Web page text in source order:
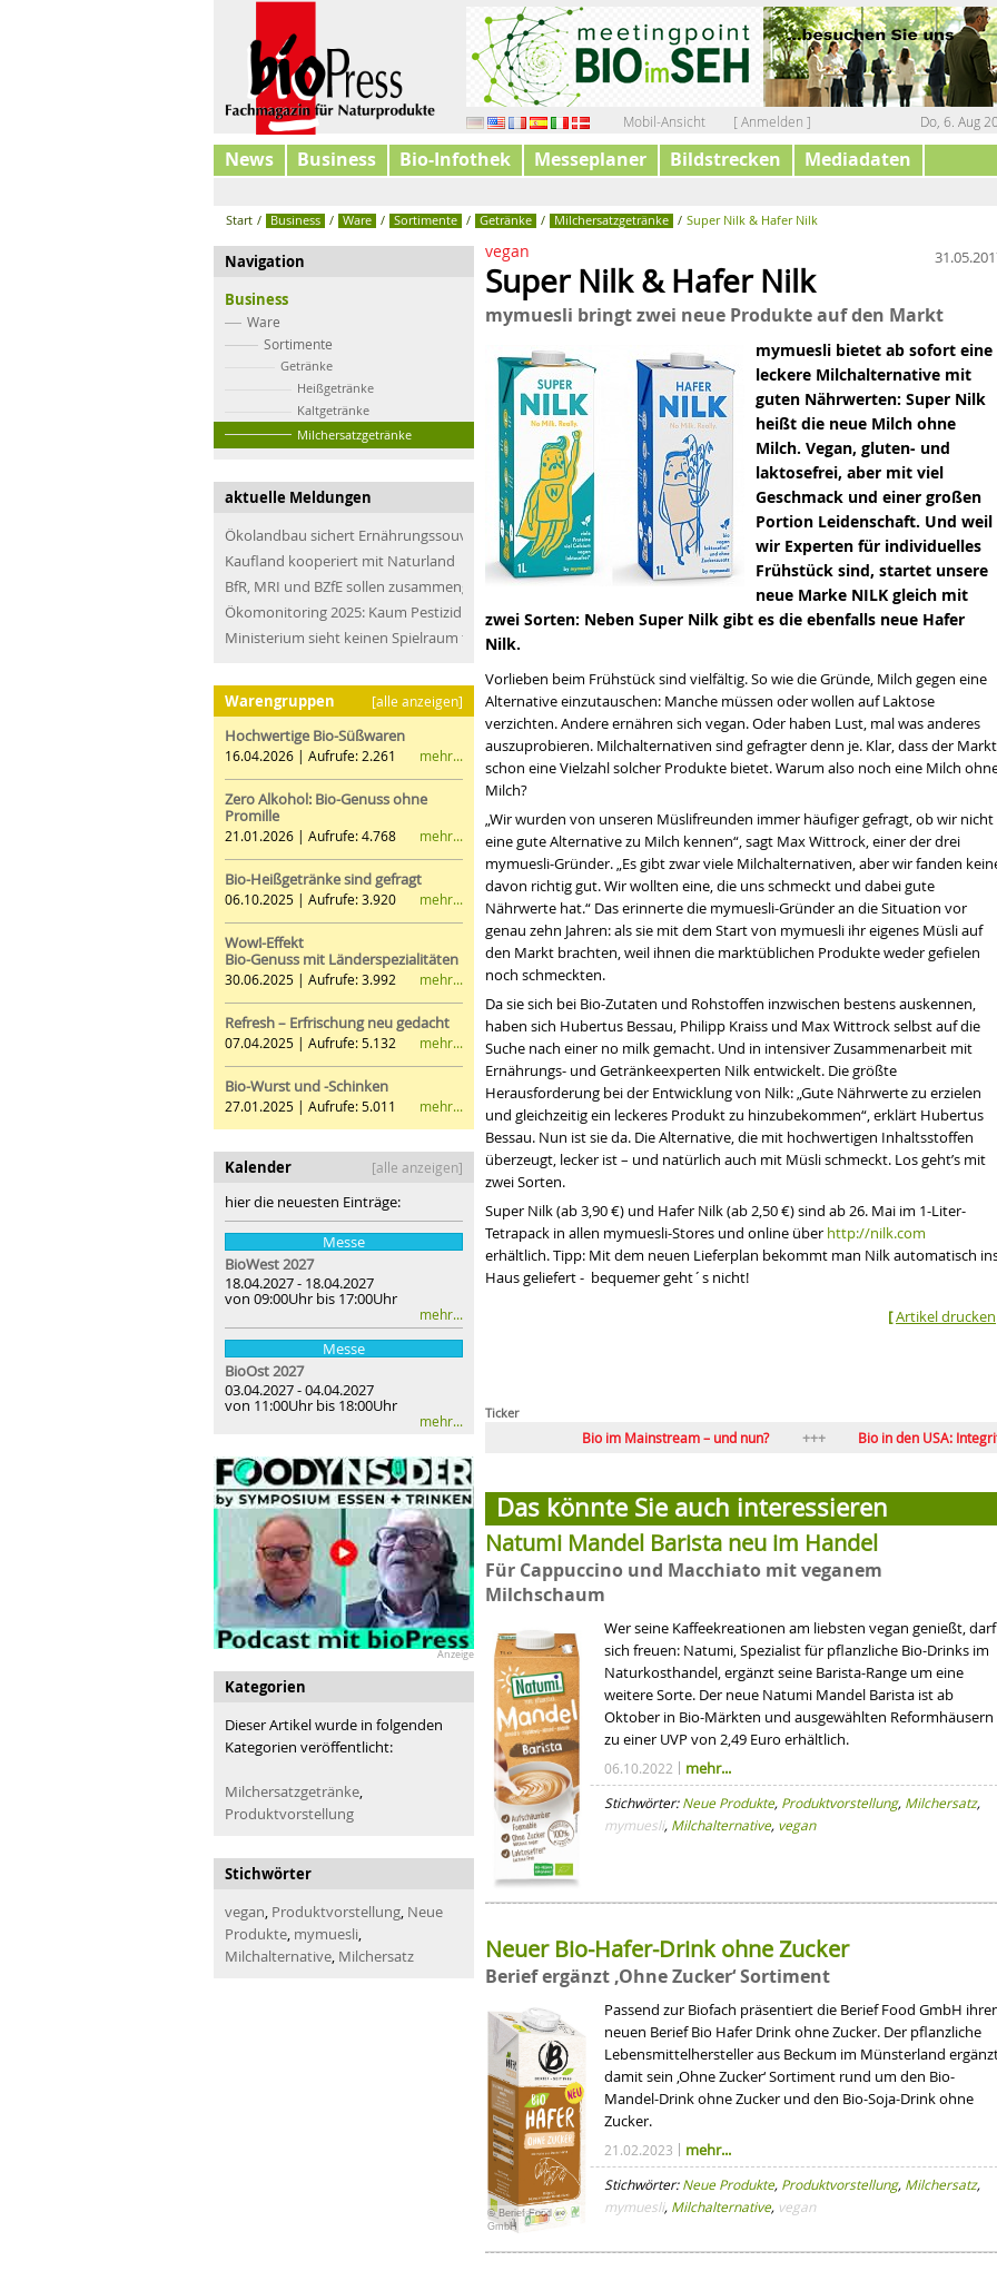
Mobil-Ansicht [ Anmelden ] Do, 6. Aug
News Business Bio-Infothek Messeplaner Bildstrecken Mediadaten
Start / Business / Ware / Sortimente / Getränke / Milchersatzgetränke / Super Nilk & Hafer Nilk
Navigation
Business
Ware
Sortimente
Getränke
Heißgetränke
Kaltgetränke
Milchersatzgetränke
aktuelle Meldungen
Ökolandbau sichert Ernährungssouveränität
Kaufland kooperiert mit Naturland
BfR, MRI und BZfE sollen zusammengeführt werden
Ökomonitoring 2025: Kaum Pestizidrückstände in Bio-Lebensmitteln
Ministerium sieht keinen Spielraum für nationale NGT-Koexistenzregeln
Warengruppen [alle anzeigen]
Hochwertige Bio-Süßwaren
16.04.2026 | Aufrufe: 2.261 mehr...
Zero Alkohol: Bio-Genuss ohne
Promille
21.01.2026 | Aufrufe: 4.768 mehr...
Bio-Heißgetränke sind gefragt
06.10.2025 | Aufrufe: 3.920 mehr...
Wow!-Effekt
Bio-Genuss mit Länderspezialitäten
30.06.2025 | Aufrufe: 3.992 mehr...
Refresh – Erfrischung neu gedacht
07.04.2025 | Aufrufe: 5.132 mehr...
Bio-Wurst und -Schinken
27.01.2025 | Aufrufe: 5.011 mehr...
Kalender [alle anzeigen]
hier die neuesten Einträge:
Messe
BioWest 2027
18.04.2027 - 18.04.2027
von 09:00Uhr bis 17:00Uhr
mehr...
Messe
BioOst2027
03.04.2027 - 04.04.2027
von 11:00Uhr bis 18:00Uhr
mehr...
Anzeige
Kategorien
Dieser Artikel wurde in folgenden
Kategorien veröffentlicht:
Milchersatzgetränke
Produktvorstellung
Stichwörter
vegan Produktvorstellung Neue
Produkte mymuesli
Milchalternative Milchersatz
vegan
Super Nilk & Hafer Nilk
mymuesli bringt zwei neue Produkte auf den Markt
mymuesli bietet ab sofort eine
leckere Milchalternative mit
guten Nährwerten: Super Nilk
heißt die neue Milch ohne
Milch. Vegan, gluten- und
laktosefrei, aber mit viel
Geschmack und einer großen
Portion Leidenschaft. Und weil
wir Experten für individuelles
Frühstück sind, startet unsere
neue Marke NILK gleich mit
zwei Sorten: Neben Super Nilk gibt es die ebenfalls neue Hafer
Nilk.
Vorlieben beim Frühstück sind vielfältig. So wie die Gründe, Milch gegen eine
Alternative einzutauschen: Manche müssen oder wollen auf Laktose
verzichten. Andere ernähren sich vegan. Oder haben Lust, mal was anderes
auszuprobieren. Milchalternativen sind gefragter denn je. Klar, dass der Markt
schon eine Vielzahl solcher Produkte bietet. Warum also noch eine Milch
Milch?
„Wir wurden von unseren Müslifreunden immer häufiger gefragt, ob wir nicht
eine gute Alternative zu Milch kennen“, sagt Max Wittrock, einer der drei
mymuesli-Gründer. „Es gibt zwar viele Milchalternativen, aber wir fanden
davon richtig gut. Wir wollten eine, die uns schmeckt und dabei gute
Nährwerte hat.“ Das erinnerte die mymuesli-Gründer an die Situation vor
genau zehn Jahren: als sie mit dem Start von mymuesli ihr eigenes Müsli auf
den Markt brachten, weil ihnen die marktüblichen Produkte weder gefielen
noch schmeckten.
Da sie sich bei Bio-Zutaten und Rohstoffen inzwischen bestens auskennen,
haben sich Hubertus Bessau, Philipp Kraiss und Max Wittrock selbst auf die
Suche nach einer no milk gemacht. Und in intensiver Zusammenarbeit mit
Ernährungs- und Getränkeexperten Nilk entwickelt. Die größte
Herausforderung bei der Entwicklung von Nilk: „Gute Nährwerte zu erzielen
und gleichzeitig ein leckeres Produkt zu hinzubekommen“, erklärt Hubertus
Bessau. Nun ist sie da. Die Alternative, die mit hochwertigen Inhaltsstoffen
überzeugt, lecker ist – und natürlich auch mit Müsli schmeckt. Los geht’s mit
zwei Sorten.
Super Nilk (ab 3,90 €) und Hafer Nilk (ab 2,50 €) sind ab 26. Mai im 1-Liter-
Tetrapack in allen mymuesli-Stores und online über http://nilk.com
erhältlich. Tipp: Mit dem neuen Lieferplan bekommt man Nilk automatisch
Haus geliefert - bequemer geht´s nicht!
[Artikel drucken
Ticker
Bio im Mainstream – und nun? Bio in den USA: Integrität
Das könnte Sie auch interessieren
Natumi Mandel Barista neu im Handel
Für Cappuccino und Macchiato mit veganem
Milchschaum
Wer seine Kaffeekreationen am liebsten vegan genießt, darf
sich freuen: Natumi, Spezialist für pflanzliche Bio-Drinks im
Naturkosthandel, ergänzt seine Barista-Range um eine
weitere Sorte. Der neue Natumi Mandel Barista ist ab
Oktober in Bio-Märkten und ausgewählten Reformhäusern
zu einer UVP von 2,49 Euro erhältlich.
06.10.2022 mehr...
Stichwörter:Neue Produkte, Produktvorstellung, Milchersatz,
mymuesli, Milchalternative, vegan
Neuer Bio-Hafer-Drink ohne Zucker
Berief ergänzt ‚Ohne Zucker‘ Sortiment
© Berief Food
GmbH
Passend zur Biofach präsentiert die Berief Food GmbH
neuen Berief Bio Hafer Drink ohne Zucker. Der pflanzliche
Lebensmittelhersteller aus Beckum im Münsterland
damit sein ‚Ohne Zucker‘ Sortiment rund um den Bio-
Mandel-Drink ohne Zucker und den Bio-Soja-Drink ohne
Zucker.
21.02.2023 mehr...
Stichwörter:Neue Produkte, Produktvorstellung, Milchersatz,
mymuesli, Milchalternative, vegan